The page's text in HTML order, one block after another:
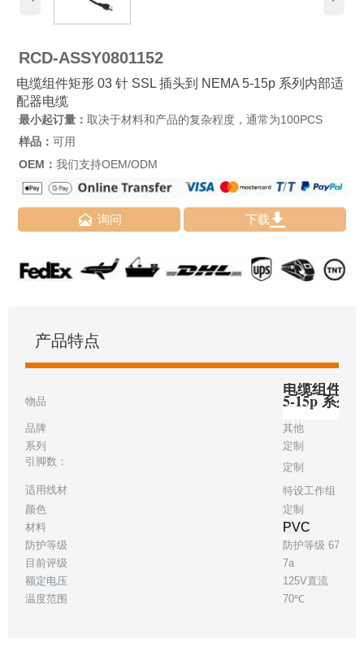
RCD-ASSY0801152
电缆组件矩形 03 针 SSL 插头到 NEMA 5-15p 系列内部适
配器电缆
最小起订量： 取决于材料和产品的复杂程度，通常为100PCS
样品： 可用
OEM： 我们支持OEM/ODM
 询问 下载
产品特点
物品
电缆组件矩
5-15p 系列
品牌
其他
系列
定制
引脚数：
定制
适用线材
特设工作组 17
颜色
定制
材料
PVC
防护等级
防护等级 67
目前评级
7a
额定电压
125V直流
温度范围
70℃